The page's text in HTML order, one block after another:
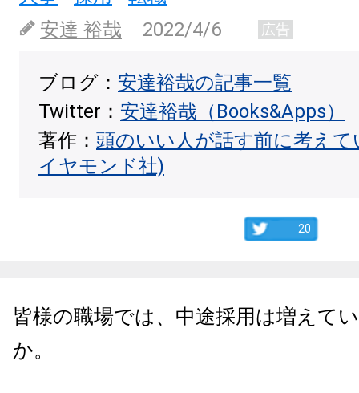
安達 裕哉
2022/4/6 広告
ブログ： 安達裕哉の記事一覧
Twitter： 安達裕哉（Books&Apps）
著作： 頭のいい人が話す前に考え
イヤモンド社)
20
皆様の職場では、中途採用は増えて
か。